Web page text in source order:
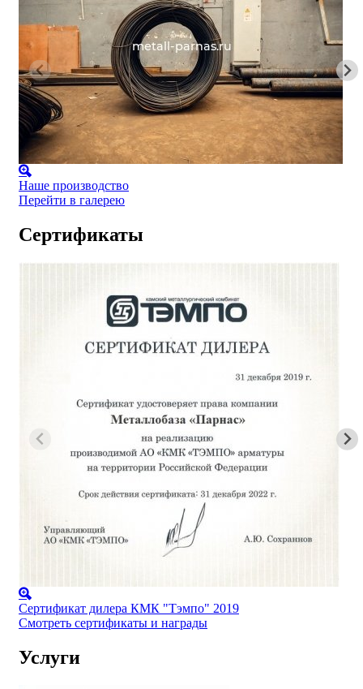
Наше производство
Перейти в галерею
Сертификаты
Сертификат дилера КМК "Тэмпо" 2019
Смотреть сертификаты и награды
Услуги